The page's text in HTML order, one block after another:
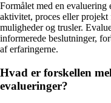
Formålet med en evaluering
aktivitet, proces eller projekt
muligheder og trusler.
informerede beslutninger,
af erfaringerne.
Hvad er forskellen
evalueringer?